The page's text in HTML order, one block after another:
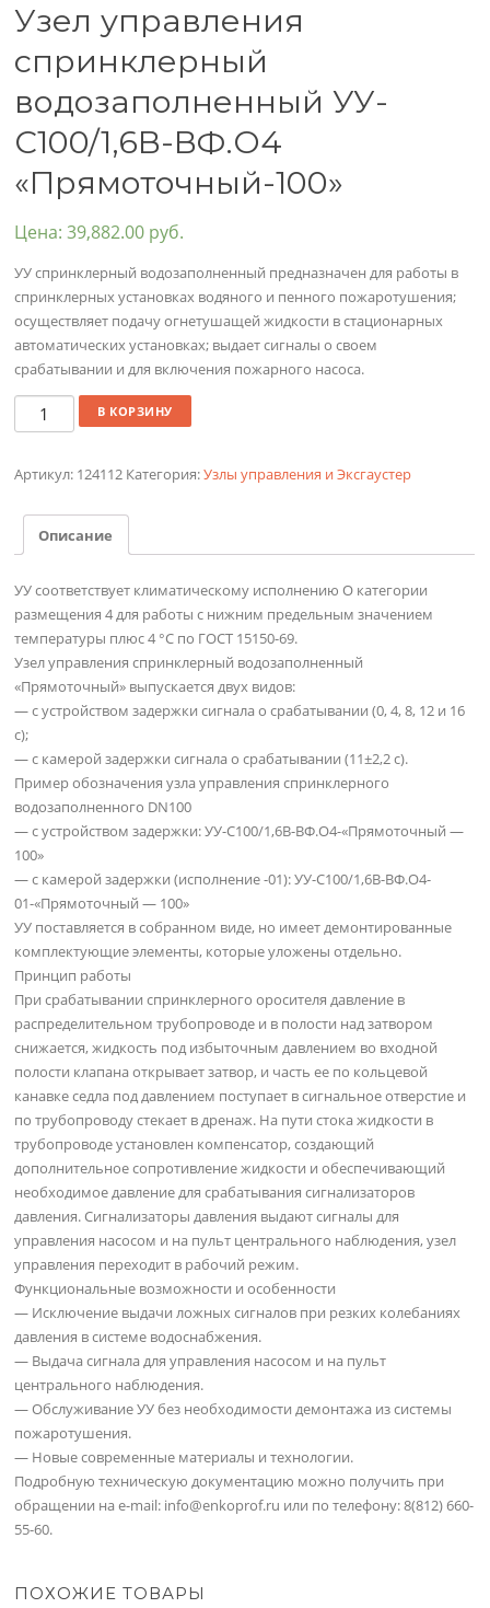
Узел управления
спринклерный
водозаполненный УУ-
С100/1,6В-ВФ.О4
«Прямоточный-100»
Цена:39,882.00 руб.
УУ спринклерный водозаполненный предназначен для работы в
спринклерных установках водяного и пенного пожаротушения;
осуществляет подачу огнетушащей жидкости в стационарных
автоматических установках; выдает сигналы о своем
срабатывании и для включения пожарного насоса.
Количество
В КОРЗИНУ
Артикул: 124112 Категория:Узлы управления и Эксгаустер
Описание
УУ соответствует климатическому исполнению О категории
размещения 4 для работы с нижним предельным значением
температуры плюс 4 °С по ГОСТ 15150-69.
Узел управления спринклерный водозаполненный
«Прямоточный» выпускается двух видов:
— с устройством задержки сигнала о срабатывании (0, 4, 8, 12 и 16
с);
— с камерой задержки сигнала о срабатывании (11±2,2 с).
Пример обозначения узла управления спринклерного
водозаполненного DN100
— с устройством задержки: УУ-С100/1,6В-ВФ.О4-«Прямоточный —
100»
— с камерой задержки (исполнение -01): УУ-С100/1,6В-ВФ.О4-
01-«Прямоточный — 100»
УУ поставляется в собранном виде, но имеет демонтированные
комплектующие элементы, которые уложены отдельно.
Принцип работы
При срабатывании спринклерного оросителя давление в
распределительном трубопроводе и в полости над затвором
снижается, жидкость под избыточным давлением во входной
полости клапана открывает затвор, и часть ее по кольцевой
канавке седла под давлением поступает в сигнальное отверстие и
по трубопроводу стекает в дренаж. На пути стока жидкости в
трубопроводе установлен компенсатор, создающий
дополнительное сопротивление жидкости и обеспечивающий
необходимое давление для срабатывания сигнализаторов
давления. Сигнализаторы давления выдают сигналы для
управления насосом и на пульт центрального наблюдения, узел
управления переходит в рабочий режим.
Функциональные возможности и особенности
— Исключение выдачи ложных сигналов при резких колебаниях
давления в системе водоснабжения.
— Выдача сигнала для управления насосом и на пульт
центрального наблюдения.
— Обслуживание УУ без необходимости демонтажа из системы
пожаротушения.
— Новые современные материалы и технологии.
Подробную техническую документацию можно получить при
обращении на e-mail: info@enkoprof.ru или по телефону: 8(812) 660-
55-60.
ПОХОЖИЕ ТОВАРЫ